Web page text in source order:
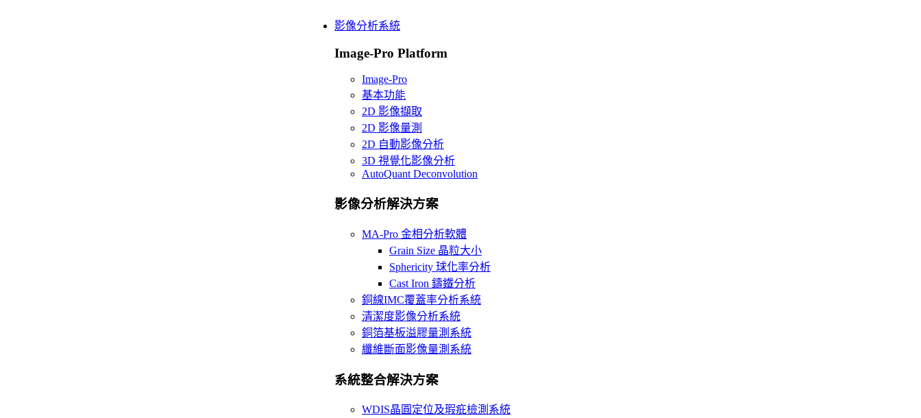
影像分析系統
Image-Pro Platform
Image-Pro
基本功能
2D 影像擷取
2D 影像量測
2D 自動影像分析
3D 視覺化影像分析
AutoQuant Deconvolution
影像分析解決方案
MA-Pro 金相分析軟體
Grain Size 晶粒大小
Sphericity 球化率分析
Cast Iron 鑄鐵分析
銅線IMC覆蓋率分析系統
清潔度影像分析系統
銅箔基板溢膠量測系統
纖維斷面影像量測系統
系統整合解決方案
WDIS晶圓定位及瑕疪檢測系統